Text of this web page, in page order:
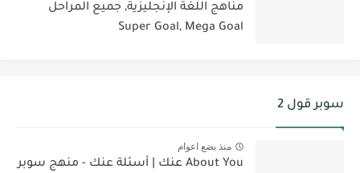
مناهج اللغة الإنجليزية, جميع المراحل
Super Goal, Mega Goal
سوبر قول 2
منذ بضع اعوام
About You عنك | أسئلة عنك - منهج سوبر